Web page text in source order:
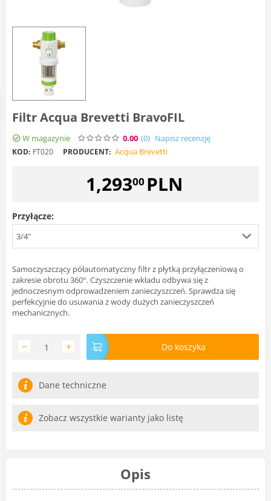
Filtr Acqua Brevetti BravoFIL
W magazynie 0.00 (0) Napisz recenzję
KOD: FT020 PRODUCENT: Acqua Brevetti
1,29300 PLN
Przyłącze:
3/4"
Samoczyszczący półautomatyczny filtr z płytką przyłączeniową o
zakresie obrotu 360°. Czyszczenie wkładu odbywa się z
jednoczesnym odprowadzeniem zanieczyszczeń. Sprawdza się
perfekcyjnie do usuwania z wody dużych zanieczyszczeń
mechanicznych.
+
− Do koszyka
Dane techniczne
Zobacz wszystkie warianty jako listę
Opis